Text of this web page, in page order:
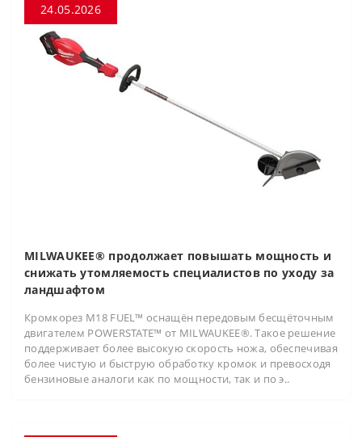
24.05.2026
MILWAUKEE® продолжает повышать мощность и
снижать утомляемость специалистов по уходу за
ландшафтом
Кромкорез M18 FUEL™ оснащён передовым бесщёточным
двигателем POWERSTATE™ от MILWAUKEE®. Такое решение
поддерживает более высокую скорость ножа, обеспечивая
более чистую и быструю обработку кромок и превосходя
бензиновые аналоги как по мощности, так и по э..